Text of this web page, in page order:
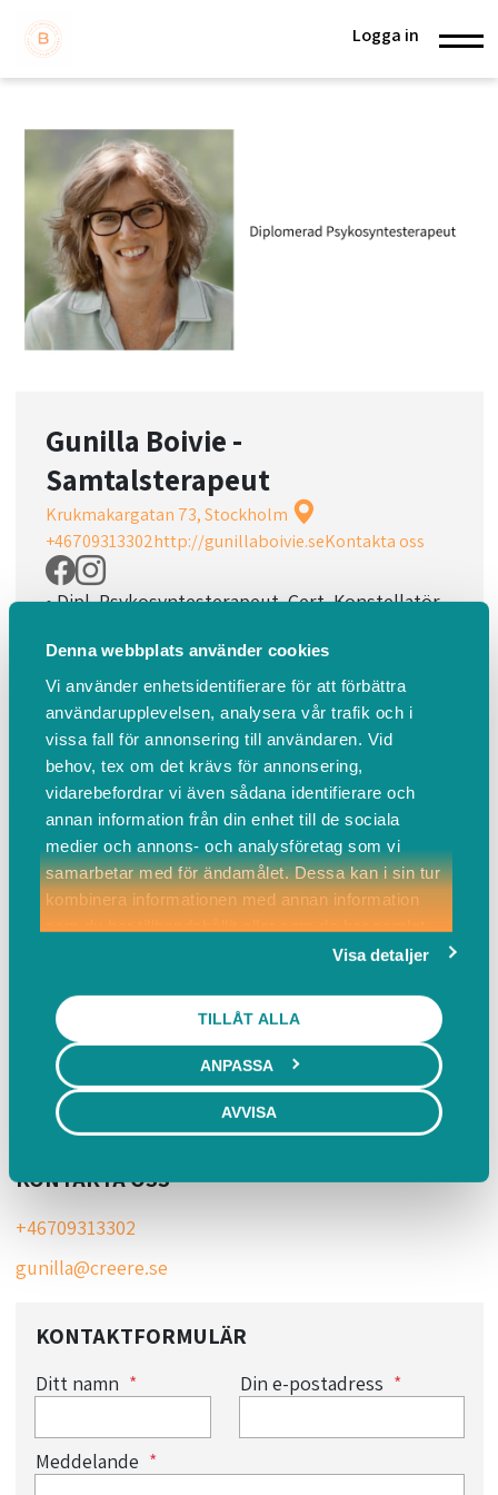
Denna webbplats använder cookies
Vi använder enhetsidentifierare för att förbättra
användarupplevelsen, analysera vår trafik och i
vissa fall för annonsering till användaren. Vid
behov, tex om det krävs för annonsering,
vidarebefordrar vi även sådana identifierare och
annan information från din enhet till de sociala
medier och annons- och analysföretag som vi
samarbetar med för ändamålet. Dessa kan i sin tur
kombinera informationen med annan information
Visa detaljer
TILLÅT ALLA
ANPASSA
AVVISA
Logga in
Gunilla Boivie -
Samtalsterapeut
Krukmakargatan 73, Stockholm
+46709313302http://gunillaboivie.seKontakta oss
• Dipl. Psykosyntesterapeut. Cert. Konstellatör
Läs mer
ASKIS.SE
Boka Events Om oss
Om oss
Hitta hitKontakta oss
• Dipl. Psykosyntesterapeut. Cert. Konstellatör
familjekonstellationer i lokal i Stockholm och online.
HITTA HIT
Krukmakargatan 73, 117 41 Stockholm
KONTAKTA OSS
+46709313302
gunilla@creere.se
KONTAKTFORMULÄR
Ditt namn Din e-postadress
Meddelande